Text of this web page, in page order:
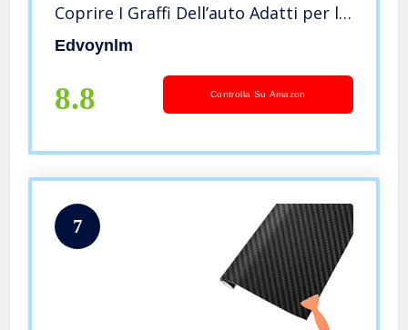
Coprire I Graffi Dell’auto Adatti per le
Porte Delle Pareti Delle Moto 2 pezzi
Edvoynlm
8.8 Controlla Su Amazon
7